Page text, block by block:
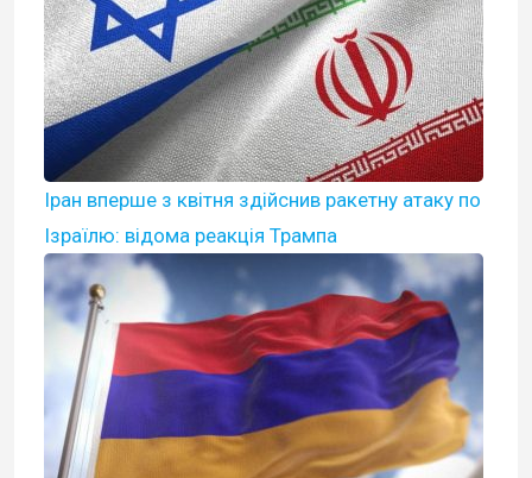
Іран вперше з квітня здійснив ракетну атаку по
Ізраїлю: відома реакція Трампа